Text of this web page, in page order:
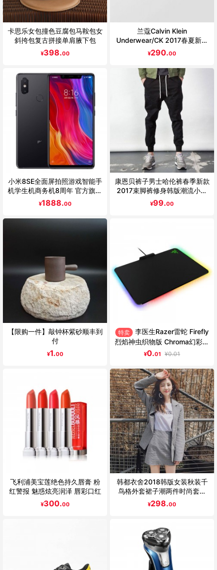
卡思乐女包撞色豆腐包马鞍包女
斜挎包复古拼接单肩腋下包
¥398.00
兰蔻Calvin Klein
Underwear/CK 2017春夏新款
男士平角内裤NU8638 初上市
价格290元
¥290.00
小米8SE全面屏拍照游戏智能手
机学生机商务机8周年 官方旗舰
店正品现货速发
¥1888.00
康恩贝裤子男士哈伦裤春季新款
2017束脚裤修身韩版潮流小脚
裤男裤休闲裤 弹力
¥99.00
【限购一件】敲钟杯紫砂顺丰到
付
¥1.00
特卖
李医生Razer雷蛇 Firefly
烈焰神虫织物版 Chroma幻彩硬
质游戏鼠标垫
¥0.01 ¥0.01
飞利浦美宝莲绝色持久唇膏 粉
红警报 魅惑炫亮润泽 唇彩口红
¥300.00
韩都衣舍2018韩版女装秋装千
鸟格外套裙子潮两件时尚套装
EK8819
¥298.00